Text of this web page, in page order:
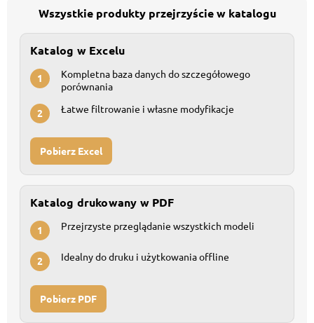
Wszystkie produkty przejrzyście w katalogu
Katalog w Excelu
1
Kompletna baza danych do szczegółowego
porównania
2 Łatwe filtrowanie i własne modyfikacje
Pobierz Excel
Katalog drukowany w PDF
1 Przejrzyste przeglądanie wszystkich modeli
2 Idealny do druku i użytkowania offline
Pobierz PDF